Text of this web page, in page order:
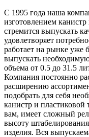
C 1995 года наша
изготовлением
стремится выпускать
удовлетворяет
работает на рынке уже
выпускать
объема от 0.5 до 31.5
Компания постоянно
расширению
подобрать для себя
канистр и
вам, имеет сложный
высоту
изделия. Вся